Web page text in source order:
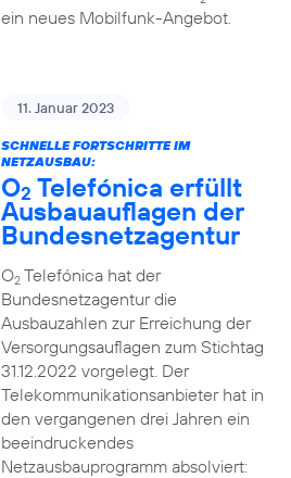
ein neues Mobilfunk-Angebot.
11. Januar 2023
SCHNELLE FORTSCHRITTE IM
NETZAUSBAU:
O2 Telefónica erfüllt
Ausbauauflagen der
Bundesnetzagentur
O2Telefónica hat der
Bundesnetzagentur die
Ausbauzahlen zur Erreichung der
Versorgungsauflagen zum Stichtag
31.12.2022 vorgelegt. Der
Telekommunikationsanbieter hat in
den vergangenen drei Jahren ein
beeindruckendes
Netzausbauprogramm absolviert: